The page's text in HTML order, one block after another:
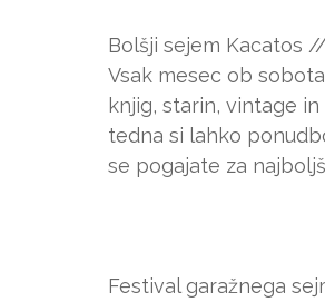
Bolšji sejem Kacatos
Vsak mesec ob
knjig, starin, vintage
tedna si lahko
se pogajate za
Festival garažnega